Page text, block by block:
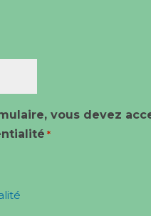
vous devez
*